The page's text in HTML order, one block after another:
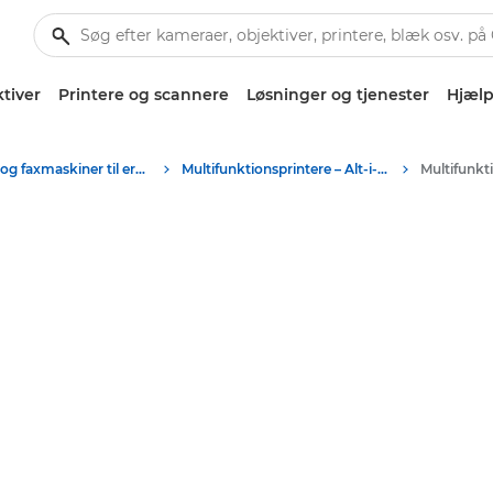
Printere og scannere Løsninger og tjenester
Printere og faxmaskiner til erhverv Multifunktionsprintere – Alt-i-Én-printere